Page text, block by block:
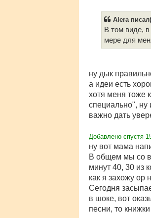
Alera
В том виде,
мере для
ну дык
а идеи есть
хотя меня тоже
специально", ну
важно дать
Добавлено спустя
ну вот мама
В общем мы со
минут 40, 30 из
как я захожу ор
Сегодня
в шоке, вот
песни, то